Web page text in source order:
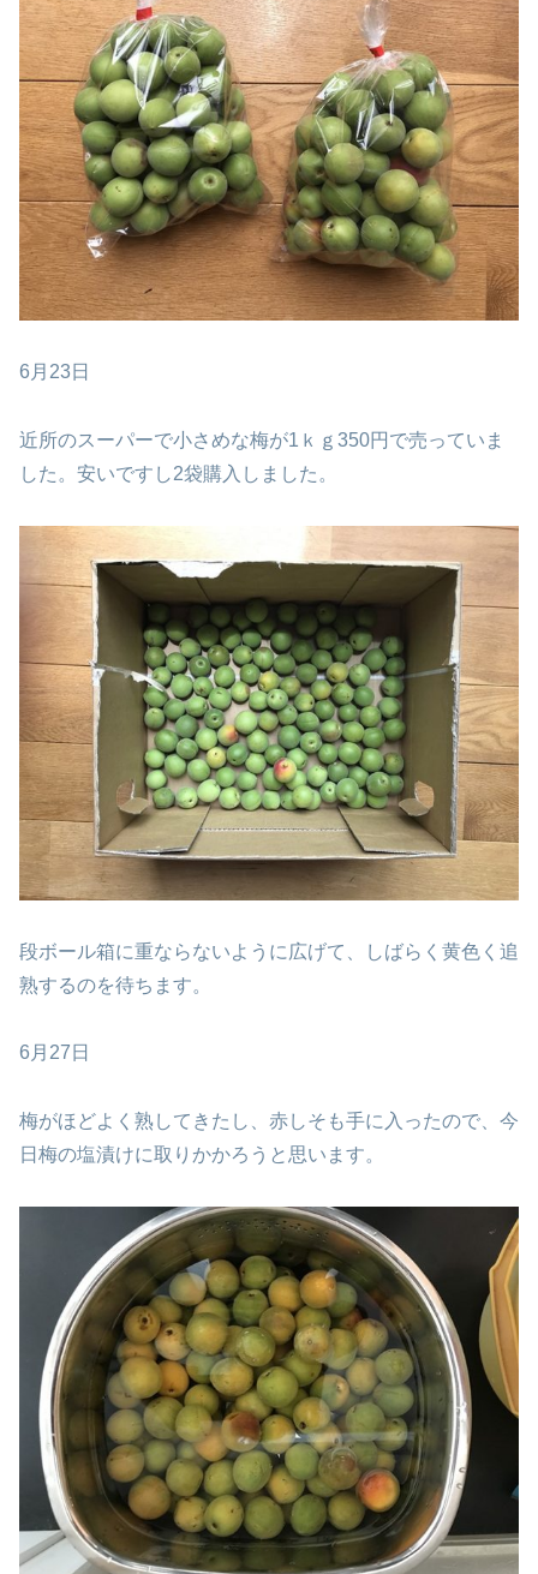
6月23日
近所のスーパーで小さめな梅が1ｋｇ350円で売っていま
した。安いですし2袋購入しました。
段ボール箱に重ならないように広げて、しばらく黄色く追
熟するのを待ちます。
6月27日
梅がほどよく熟してきたし、赤しそも手に入ったので、今
日梅の塩漬けに取りかかろうと思います。